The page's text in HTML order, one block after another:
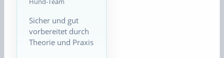
Sicher und gut
vorbereitet durch
Theorie und Praxis